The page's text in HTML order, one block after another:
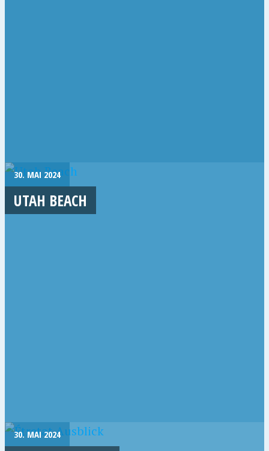
30. MAI 2024
UTAH BEACH
30. MAI 2024